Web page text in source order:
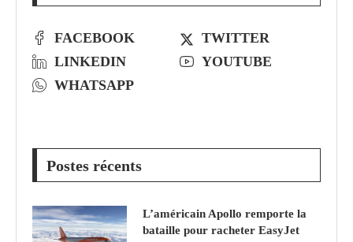
FACEBOOK
TWITTER
LINKEDIN
YOUTUBE
WHATSAPP
Postes récents
L’américain Apollo remporte la
bataille pour racheter EasyJet